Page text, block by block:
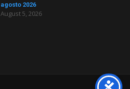
agosto 2026
August 5, 2026